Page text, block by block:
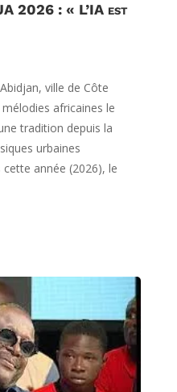
2026 : « L’IA est
ville de Côte
africaines le
tradition depuis la
urbaines
cette année (2026), le